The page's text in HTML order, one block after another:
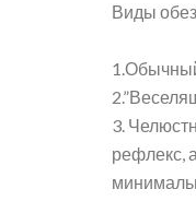
Виды
3.
рефлекс,